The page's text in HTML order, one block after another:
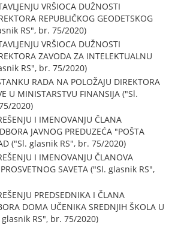
VRŠIOCA DUŽNOSTI
REPUBLIČKOG GEODETSKOG
RS", br. 75/2020)
VRŠIOCA DUŽNOSTI
ZAVODA ZA INTELEKTUALNU
RS", br. 75/2020)
RADA NA POLOŽAJU DIREKTORA
U MINISTARSTVU FINANSIJA ("Sl.
2020)
I IMENOVANJU ČLANA
JAVNOG PREDUZEĆA "POŠTA
("Sl. glasnik RS", br. 75/2020)
I IMENOVANJU ČLANOVA
SAVETA ("Sl. glasnik RS",
PREDSEDNIKA I ČLANA
DOMA UČENIKA SREDNJIH ŠKOLA U
glasnik RS", br. 75/2020)